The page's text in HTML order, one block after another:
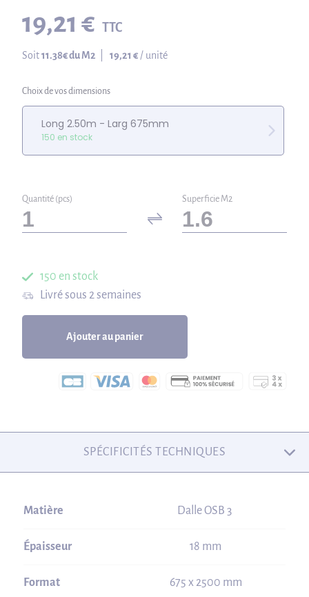
19,21 € TTC
Soit11.38€ du M2 19,21 € / unité
Choix de vos dimensions
Long 2.50m - Larg 675mm
150 en stock
Quantité (pcs) Superficie M2
150 en stock
Livré sous 2 semaines
Ajouter au panier
SPÉCIFICITÉS TECHNIQUES
Matière Dalle OSB 3
Épaisseur 18 mm
Format 675 x 2500 mm